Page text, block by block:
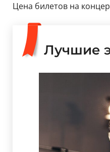
Цена билетов на
Лучшие